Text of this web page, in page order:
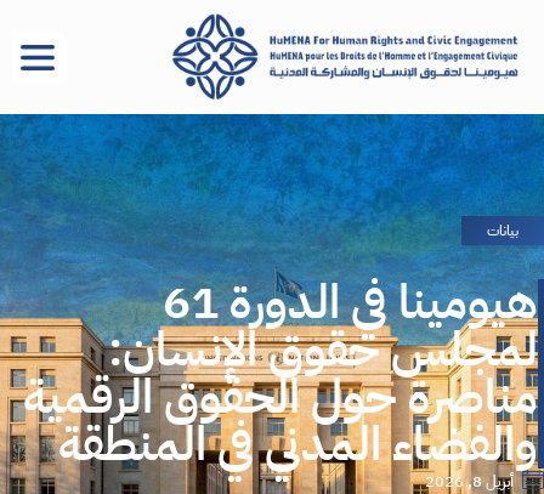
بيانات
هيومينا في الدورة 61
لمجلس حقوق الإنسان:
مناصرة حول الحقوق الرقمية
والفضاء المدني في المنطقة
أبريل 8, 2026